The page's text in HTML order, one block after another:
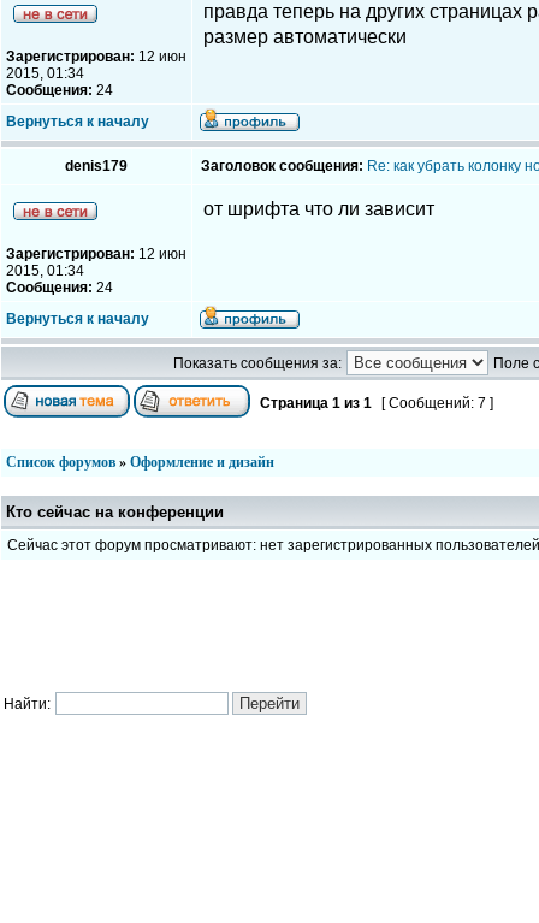
Зарегистрирован: 12 июн
2015, 01:34
Сообщения: 24
правда теперь на других страницах
размер автоматически
Вернуться к началу
denis179 Заголовок сообщения: Re: как убрать колонку
Зарегистрирован: 12 июн
2015, 01:34
Сообщения: 24
от шрифта что ли зависит
Вернуться к началу
Показать сообщения за: Поле
Страница 1 из 1 [ Сообщений: 7 ]
Список форумов » Оформление и дизайн
Кто сейчас на конференции
Сейчас этот форум просматривают: нет зарегистрированных пользователей
Найти: